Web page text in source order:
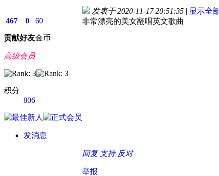
467
贡献
0
好友
60
金币
高级会员
积分
806
发消息
发表于 2020-11-17 20:51:35 | 显示全
非常漂亮的美女翻唱英文歌曲
回复 支持 反对
举报